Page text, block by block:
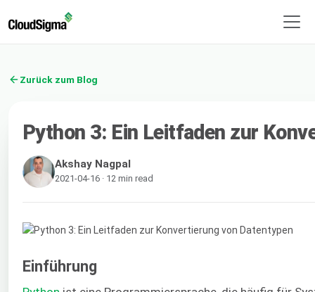
Zurück zum Blog
Python 3: Ein Leitfaden zur
Akshay Nagpal
2021-04-16 · 12 min read
Einführung